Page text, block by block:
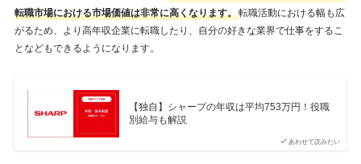
転職市場における市場価値は非常に高くなります。転職活動における幅も広
がるため、より高年収企業に転職したり、自分の好きな業界で仕事をするこ
となどもできるようになります。
あわせて読みたい
【独自】シャープの年収は平均753万円！役職
別給与も解説